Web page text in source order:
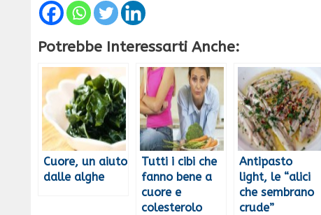
Potrebbe Interessarti Anche:
Cuore, un aiuto
dalle alghe
Tutti i cibi che
fanno bene a
cuore e
colesterolo
Antipasto
light, le “alici
che sembrano
crude”